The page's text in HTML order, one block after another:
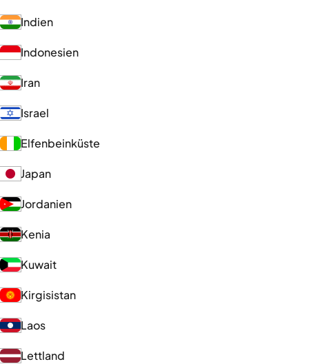
Indien
Indonesien
Iran
Israel
Elfenbeinküste
Japan
Jordanien
Kenia
Kuwait
Kirgisistan
Laos
Lettland